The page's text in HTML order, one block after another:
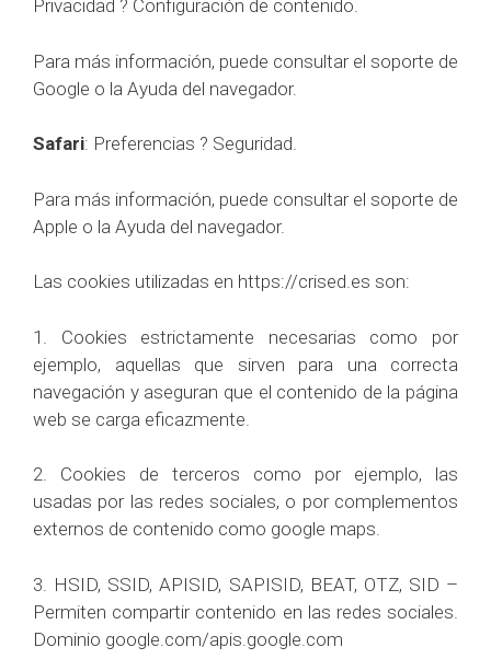
Privacidad ? Configuración de contenido.
Para más información, puede consultar el soporte de
Google o la Ayuda del navegador.
Safari: Preferencias ? Seguridad.
Para más información, puede consultar el soporte de
Apple o la Ayuda del navegador.
Las cookies utilizadas en https://crised.es son:
1. Cookies estrictamente necesarias como por
ejemplo, aquellas que sirven para una correcta
navegación y aseguran que el contenido de la página
web se carga eficazmente.
2. Cookies de terceros como por ejemplo, las
usadas por las redes sociales, o por complementos
externos de contenido como google maps.
3. HSID, SSID, APISID, SAPISID, BEAT, OTZ, SID –
Permiten compartir contenido en las redes sociales.
Dominio google.com/apis.google.com